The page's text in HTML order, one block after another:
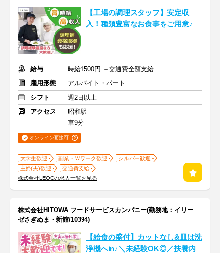
【工場の調理スタッフ】安定収
入！種類豊富なお食事をご用意♪
給与
時給1500円 ＋交通費全額支給
雇用形態
アルバイト・パート
シフト
週2日以上
アクセス
昭和駅
車9分
オンライン面接可
大学生歓迎 副業・Ｗワーク歓迎
シルバー歓迎
主婦(夫)歓迎
交通費支給
株式会社LEOCの求人一覧を見る
株式会社HITOWA フードサービスカンパニー(勤務地：イリー
ゼさぎぬま・新館/10394)
【給食の盛付】カットなし&皿は洗
浄機へin♪＼未経験OK◎／扶養内